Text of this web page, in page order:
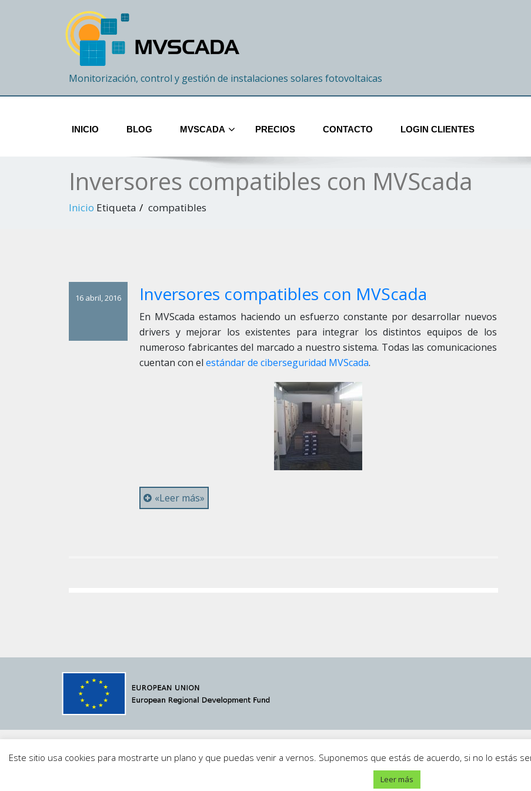
Monitorización, control y gestión de instalaciones solares fotovoltaicas
INICIO BLOG MVSCADA PRECIOS CONTACTO LOGIN CLIENTES
Inversores compatibles con MVScada
Inicio Etiqueta compatibles
16 abril, 2016 Inversores compatibles con MVScada
En MVScada estamos haciendo un esfuerzo constante por desarrollar nuevos
drivers y mejorar los existentes para integrar los distintos equipos de los
numeroso fabricantes del marcado a nuestro sistema. Todas las comunicaciones
cuentan con el estándar de ciberseguridad MVScada.
«Leer más»
© 2021 Megavatio Proyectos S.L.MVSCADA·Aviso Legal·Política de Privacidad·Contacto
Este sitio usa cookies para mostrarte un plano y que puedas venir a vernos. Suponemos que estás de acuerdo, si no lo estás
Leer más